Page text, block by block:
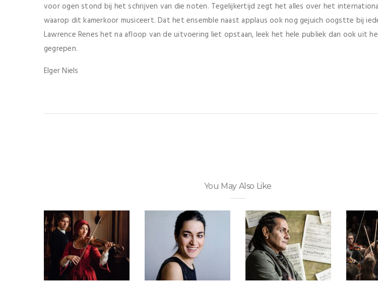
voor ogen stond bij het schrijven van die noten. Tegelijkertijd zegt het alles over het
waarop dit kamerkoor musiceert. Dat het ensemble naast applaus ook nog gejuich oogstte bij
Lawrence Renes het na afloop van de uitvoering liet opstaan, leek het hele publiek dan ook uit
gegrepen.
Elger Niels
You May Also Like